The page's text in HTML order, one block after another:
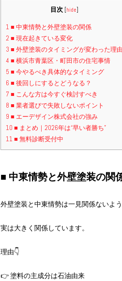
目次 [hide]
1 ■ 中東情勢と外壁塗装の関係
2 ■ 現在起きている変化
3 ■ 外壁塗装のタイミングが変わった理由
4 ■ 横浜市青葉区・町田市の住宅事情
5 ■ 今やるべき具体的なタイミング
6 ■ 後回しにするとどうなる？
7 ■ こんな方は今すぐ検討すべき
8 ■ 業者選びで失敗しないポイント
9 ■ エーデザイン株式会社の強み
10 ■ まとめ｜2026年は“早い者勝ち”
11 ■ 無料診断受付中
■ 中東情勢と外壁塗装の関
外壁塗装と中東情勢は一見関係ないよう
実は大きく関係しています。
理由👇
👉 塗料の主成分は石油由来